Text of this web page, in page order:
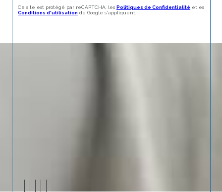
Ce site est protégé par reCAPTCHA, les Politiques de Confidentialité et es
Conditions d'utilisation de Google s'appliquent.